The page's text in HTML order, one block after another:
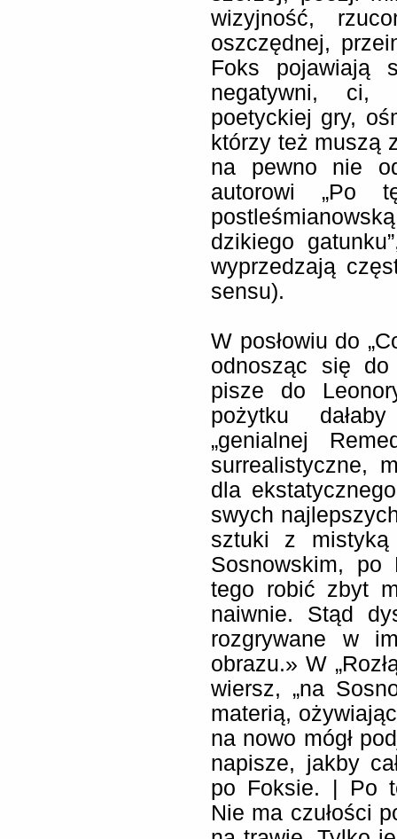
wizyjność,
oszczędnej,
Foks pojawiają
negatywni, ci,
poetyckiej gry,
którzy też muszą
na pewno nie
autorowi „Po
dzikiego
wyprzedzają
sensu).
W posłowiu do
odnosząc się do
pisze do
pożytku
„genialnej
surrealistyczne,
dla
swych
sztuki z
Sosnowskim,
tego robić zbyt
naiwnie. Stąd
rozgrywane w
obrazu.» W
wiersz, „na
materią,
na nowo mógł
napisze, jakby
po Foksie. | Po
Nie ma czułości